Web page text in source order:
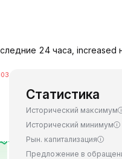
24 часа,
Статистика
Исторический максимум
Исторический минимум
Рын. капитализация
Предложение в